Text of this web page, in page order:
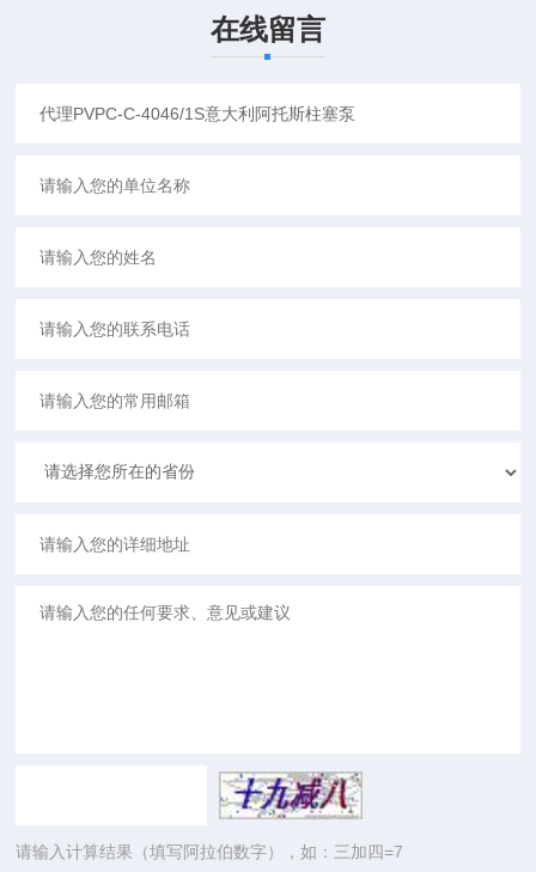
在线留言
请输入计算结果（填写阿拉伯数字），如：三加四=7